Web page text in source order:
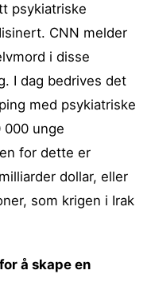
psykiatriske
CNN melder
i disse
I dag bedrives det
med psykiatriske
000 unge
for dette er
dollar, eller
som krigen i Irak
å skape en